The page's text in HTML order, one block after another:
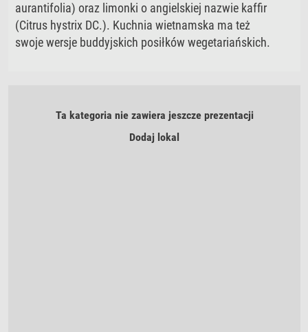
aurantifolia) oraz limonki o angielskiej nazwie kaffir
(Citrus hystrix DC.). Kuchnia wietnamska ma też
swoje wersje buddyjskich posiłków wegetariańskich.
Ta kategoria nie zawiera jeszcze prezentacji
Dodaj lokal